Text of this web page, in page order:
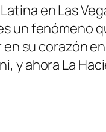
en Las
un fenómeno
su corazón
y ahora La